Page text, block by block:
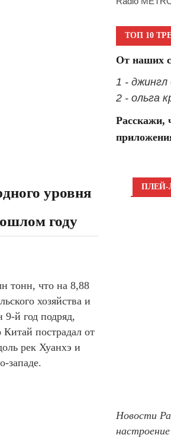
уровня
году
тонн, что на 8,88
хозяйства и
й год подряд,
Китай пострадал от
рек Хуанхэ и
западе.
ТОП 10
От наших
1 - джингл
2 - ольга
Расскажи,
ПЛЕЙ-
Новости